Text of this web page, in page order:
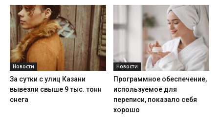
Новости
За сутки с улиц Казани
вывезли свыше 9 тыс. тонн
снега
Новости
Программное обеспечение,
используемое для
переписи, показало себя
хорошо